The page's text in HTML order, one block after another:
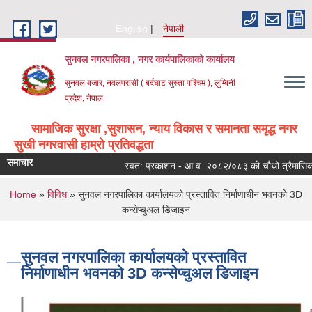
English
नेपाली
सुनवल नगरपालिका , नगर कार्यपालिकाको कार्यालय
सुनवल बजार, नवलपरासी ( बर्दघाट सुस्ता पश्चिम ), लुम्बिनी
प्रदेश, नेपाल
सामाजिक सुरक्षा ,सुशासन, न्याय विकास र समानता समृद्ध नगर
सुखी नगरवासी हाम्रो प्रतिवद्धता
समाचार स्वत: प्रकाशन - आ.व. २०८२/०८३ को चौथो त्रैमासिक
You are here
Home » विविध» सुनवल नगरपालिका कार्यालयको प्रस्तावित निर्माणाधीन भवनको 3D
कन्सेप्चुअल डिजाइन
सुनवल नगरपालिका कार्यालयको प्रस्तावित
निर्माणाधीन भवनको 3D कन्सेप्चुअल डिजाइन